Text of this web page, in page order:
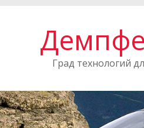
Град технологий